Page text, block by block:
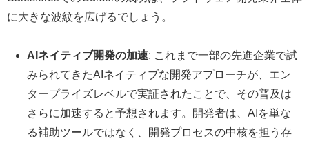
に大きな波紋を広げるでしょう。
AIネイティブ開発の加速: これまで一部の先進企業で試
みられてきたAIネイティブな開発アプローチが、エン
タープライズレベルで実証されたことで、その普及は
さらに加速すると予想されます。開発者は、AIを単な
る補助ツールではなく、開発プロセスの中核を担う存